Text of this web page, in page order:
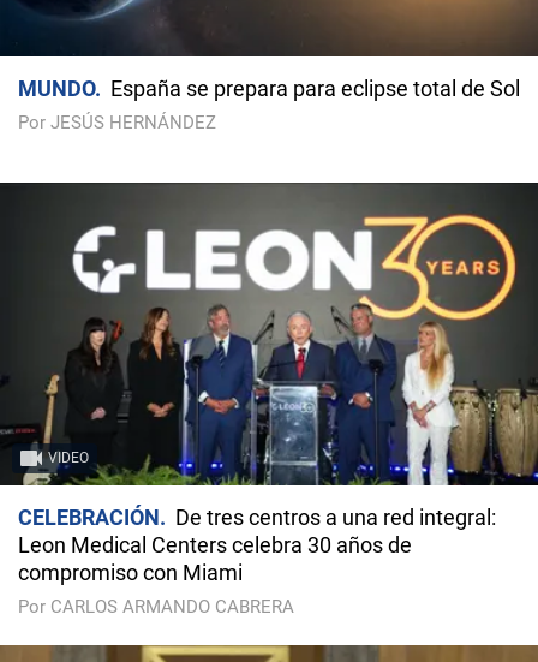
MUNDO España se prepara para eclipse total de Sol
Por JESÚS HERNÁNDEZ
VIDEO
CELEBRACIÓN
De tres centros a una red integral:
Leon Medical Centers celebra 30 años de
compromiso con Miami
Por CARLOS ARMANDO CABRERA